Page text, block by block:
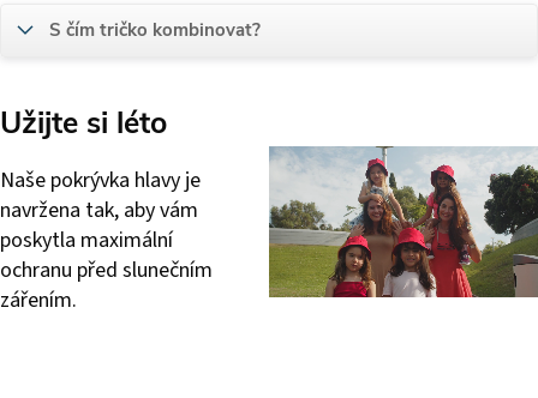
S čím tričko kombinovat?
Užijte si léto
Naše pokrývka hlavy je
navržena tak, aby vám
poskytla maximální
ochranu před slunečním
zářením.